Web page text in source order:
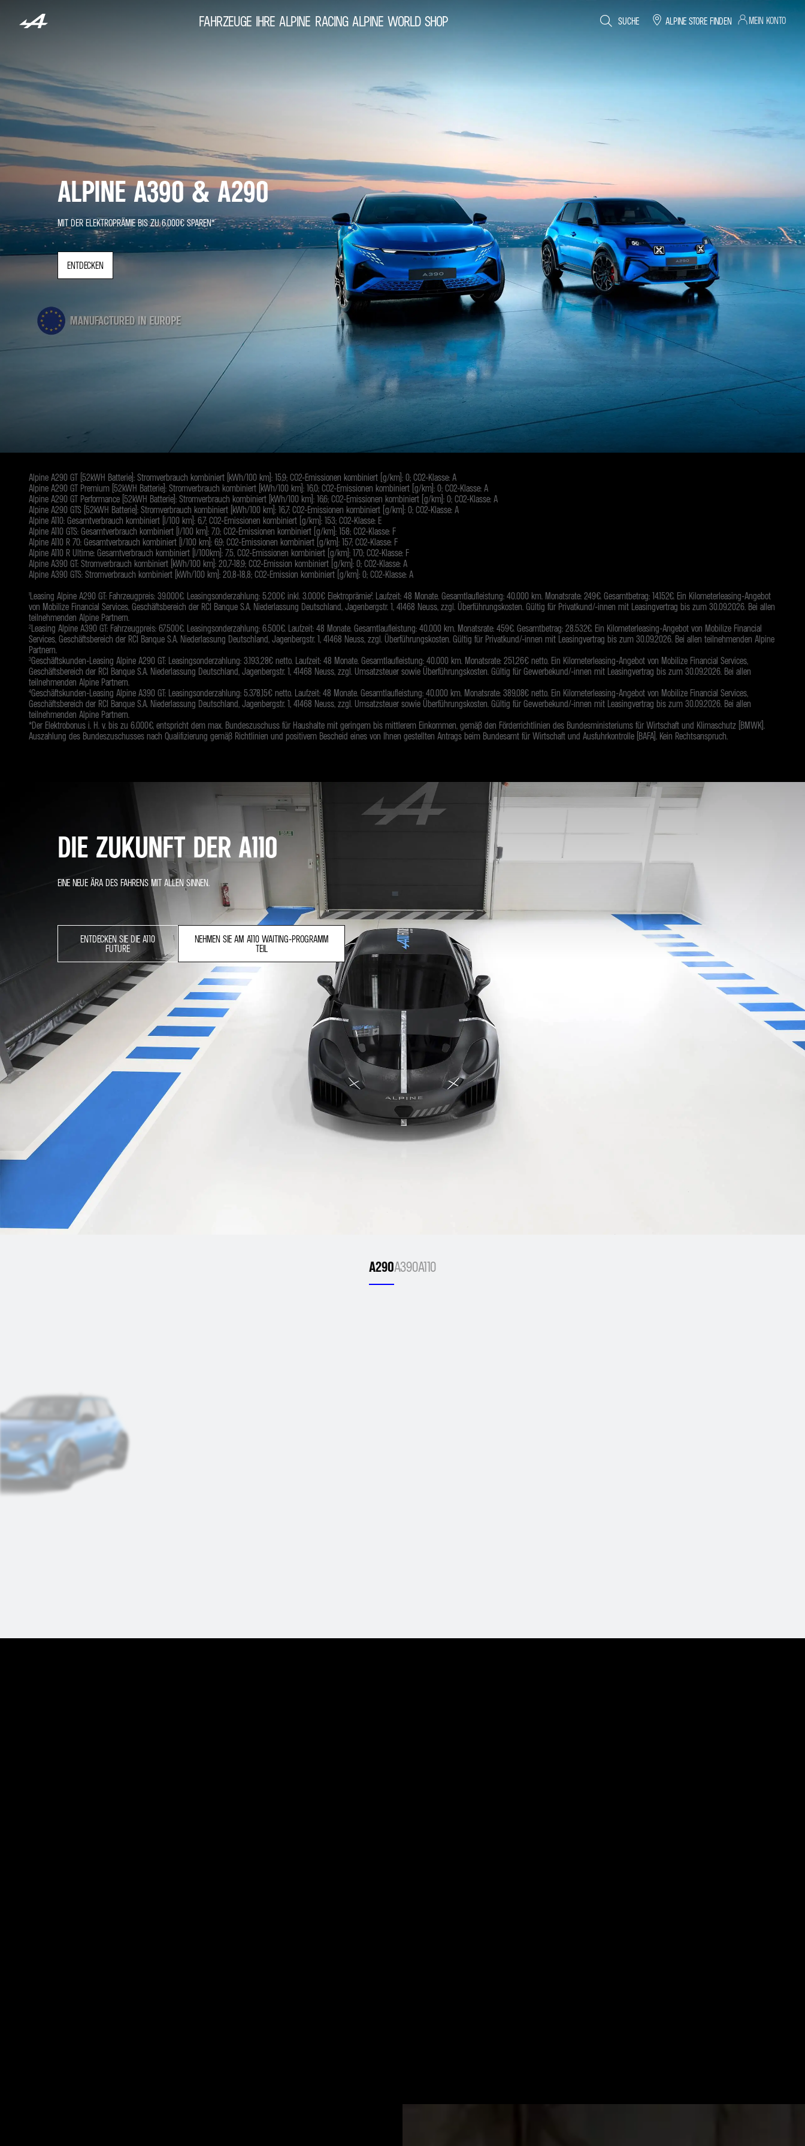
FAHRZEUGE IHRE ALPINE RACING ALPINE WORLD SHOP SUCHE ALPINE STORE FINDEN MEIN KONTO
ALPINE A390 & A290
MIT DER ELEKTROPRÄMIE BIS ZU 6.000€ SPAREN*
ENTDECKEN
Alpine A290 GT (52kWH Batterie): Stromverbrauch kombiniert (kWh/100 km): 15,9; CO2-Emissionen kombiniert (g/km): 0; CO2-Klasse: A
Alpine A290 GT Premium (52kWH Batterie): Stromverbrauch kombiniert (kWh/100 km): 16,0; CO2-Emissionen kombiniert (g/km): 0; CO2-Klasse: A
Alpine A290 GT Performance (52kWH Batterie): Stromverbrauch kombiniert (kWh/100 km): 16,6; CO2-Emissionen kombiniert (g/km): 0; CO2-Klasse: A
Alpine A290 GTS (52kWH Batterie): Stromverbrauch kombiniert (kWh/100 km): 16,7; CO2-Emissionen kombiniert (g/km): 0; CO2-Klasse: A
Alpine A110: Gesamtverbrauch kombiniert (l/100 km): 6,7; CO2-Emissionen kombiniert (g/km): 153; CO2-Klasse: E
Alpine A110 GTS: Gesamtverbrauch kombiniert (l/100 km): 7,0; CO2-Emissionen kombiniert (g/km): 158; CO2-Klasse: F
Alpine A110 R 70: Gesamtverbrauch kombiniert (l/100 km): 6,9; CO2-Emissionen kombiniert (g/km): 157; CO2-Klasse: F
Alpine A110 R Ultime: Gesamtverbrauch kombiniert (l/100km): 7,5, CO2-Emissionen kombiniert (g/km): 170; CO2-Klasse: F
Alpine A390 GT: Stromverbrauch kombiniert (kWh/100 km): 20,7-18,9; CO2-Emission kombiniert (g/km): 0; CO2-Klasse: A
Alpine A390 GTS: Stromverbrauch kombiniert (kWh/100 km): 20,8-18,8; CO2-Emission kombiniert (g/km): 0; CO2-Klasse: A
¹Leasing Alpine A290 GT: Fahrzeugpreis: 39.000€. Leasingsonderzahlung: 5.200€ inkl. 3.000€ Elektroprämie². Laufzeit: 48 Monate. Gesamtlaufleistung: 40.000 km. Monatsrate: 249€. Gesamtbetrag: 14.152€. Ein Kilometerleasing-Angebot
von Mobilize Financial Services, Geschäftsbereich der RCI Banque S.A. Niederlassung Deutschland, Jagenbergstr. 1, 41468 Neuss, zzgl. Überführungskosten. Gültig für Privatkund/-innen mit Leasingvertrag bis zum 30.09.2026. Bei allen
teilnehmenden Alpine Partnern.
2Leasing Alpine A390 GT: Fahrzeugpreis: 67.500€. Leasingsonderzahlung: 6.500€. Laufzeit: 48 Monate. Gesamtlaufleistung: 40.000 km. Monatsrate: 459€. Gesamtbetrag: 28.532€. Ein Kilometerleasing-Angebot von Mobilize Financial
Services, Geschäftsbereich der RCI Banque S.A. Niederlassung Deutschland, Jagenbergstr. 1, 41468 Neuss, zzgl. Überführungskosten. Gültig für Privatkund/-innen mit Leasingvertrag bis zum 30.09.2026. Bei allen teilnehmenden Alpine
Partnern.
3Geschäftskunden-Leasing Alpine A290 GT: Leasingsonderzahlung: 3.193,28€ netto. Laufzeit: 48 Monate. Gesamtlaufleistung: 40.000 km. Monatsrate: 251,26€ netto. Ein Kilometerleasing-Angebot von Mobilize Financial Services,
Geschäftsbereich der RCI Banque S.A. Niederlassung Deutschland, Jagenbergstr. 1, 41468 Neuss, zzgl. Umsatzsteuer sowie Überführungskosten. Gültig für Gewerbekund/-innen mit Leasingvertrag bis zum 30.09.2026. Bei allen
teilnehmenden Alpine Partnern.
4Geschäftskunden-Leasing Alpine A390 GT: Leasingsonderzahlung: 5.378,15€ netto. Laufzeit: 48 Monate. Gesamtlaufleistung: 40.000 km. Monatsrate: 389,08€ netto. Ein Kilometerleasing-Angebot von Mobilize Financial Services,
Geschäftsbereich der RCI Banque S.A. Niederlassung Deutschland, Jagenbergstr. 1, 41468 Neuss, zzgl. Umsatzsteuer sowie Überführungskosten. Gültig für Gewerbekund/-innen mit Leasingvertrag bis zum 30.09.2026. Bei allen
teilnehmenden Alpine Partnern.
*Der Elektrobonus i. H. v. bis zu 6.000€, entspricht dem max. Bundeszuschuss für Haushalte mit geringem bis mittlerem Einkommen, gemäß den Förderrichtlinien des Bundesministeriums für Wirtschaft und Klimaschutz (BMWK).
Auszahlung des Bundeszuschusses nach Qualifizierung gemäß Richtlinien und positivem Bescheid eines von Ihnen gestellten Antrags beim Bundesamt für Wirtschaft und Ausfuhrkontrolle (BAFA). Kein Rechtsanspruch.
DIE ZUKUNFT DER A110
EINE NEUE ÄRA DES FAHRENS MIT ALLEN SINNEN.
ENTDECKEN SIE DIE A110
FUTURE
NEHMEN SIE AM A110 WAITING-PROGRAMM
TEIL
A290A390A110